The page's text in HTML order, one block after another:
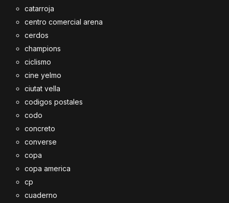
catarroja
centro comercial arena
cerdos
champions
ciclismo
cine yelmo
ciutat vella
codigos postales
codo
concreto
converse
copa
copa america
cp
cuaderno